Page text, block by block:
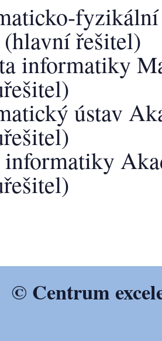
(hlavní řešitel)
informatiky
ústav
© Centrum